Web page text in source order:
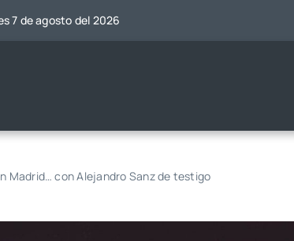
7 de agosto del 2026
Madrid… con Alejandro Sanz de testigo